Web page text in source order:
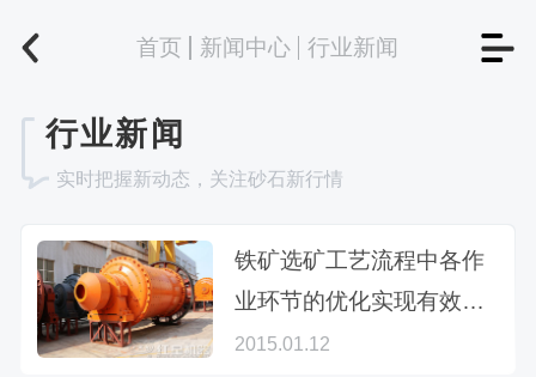
首页 新闻中心 行业新闻
行业新闻
实时把握新动态，关注砂石新行情
铁矿选矿工艺流程中各作
业环节的优化实现有效选
别
2015.01.12